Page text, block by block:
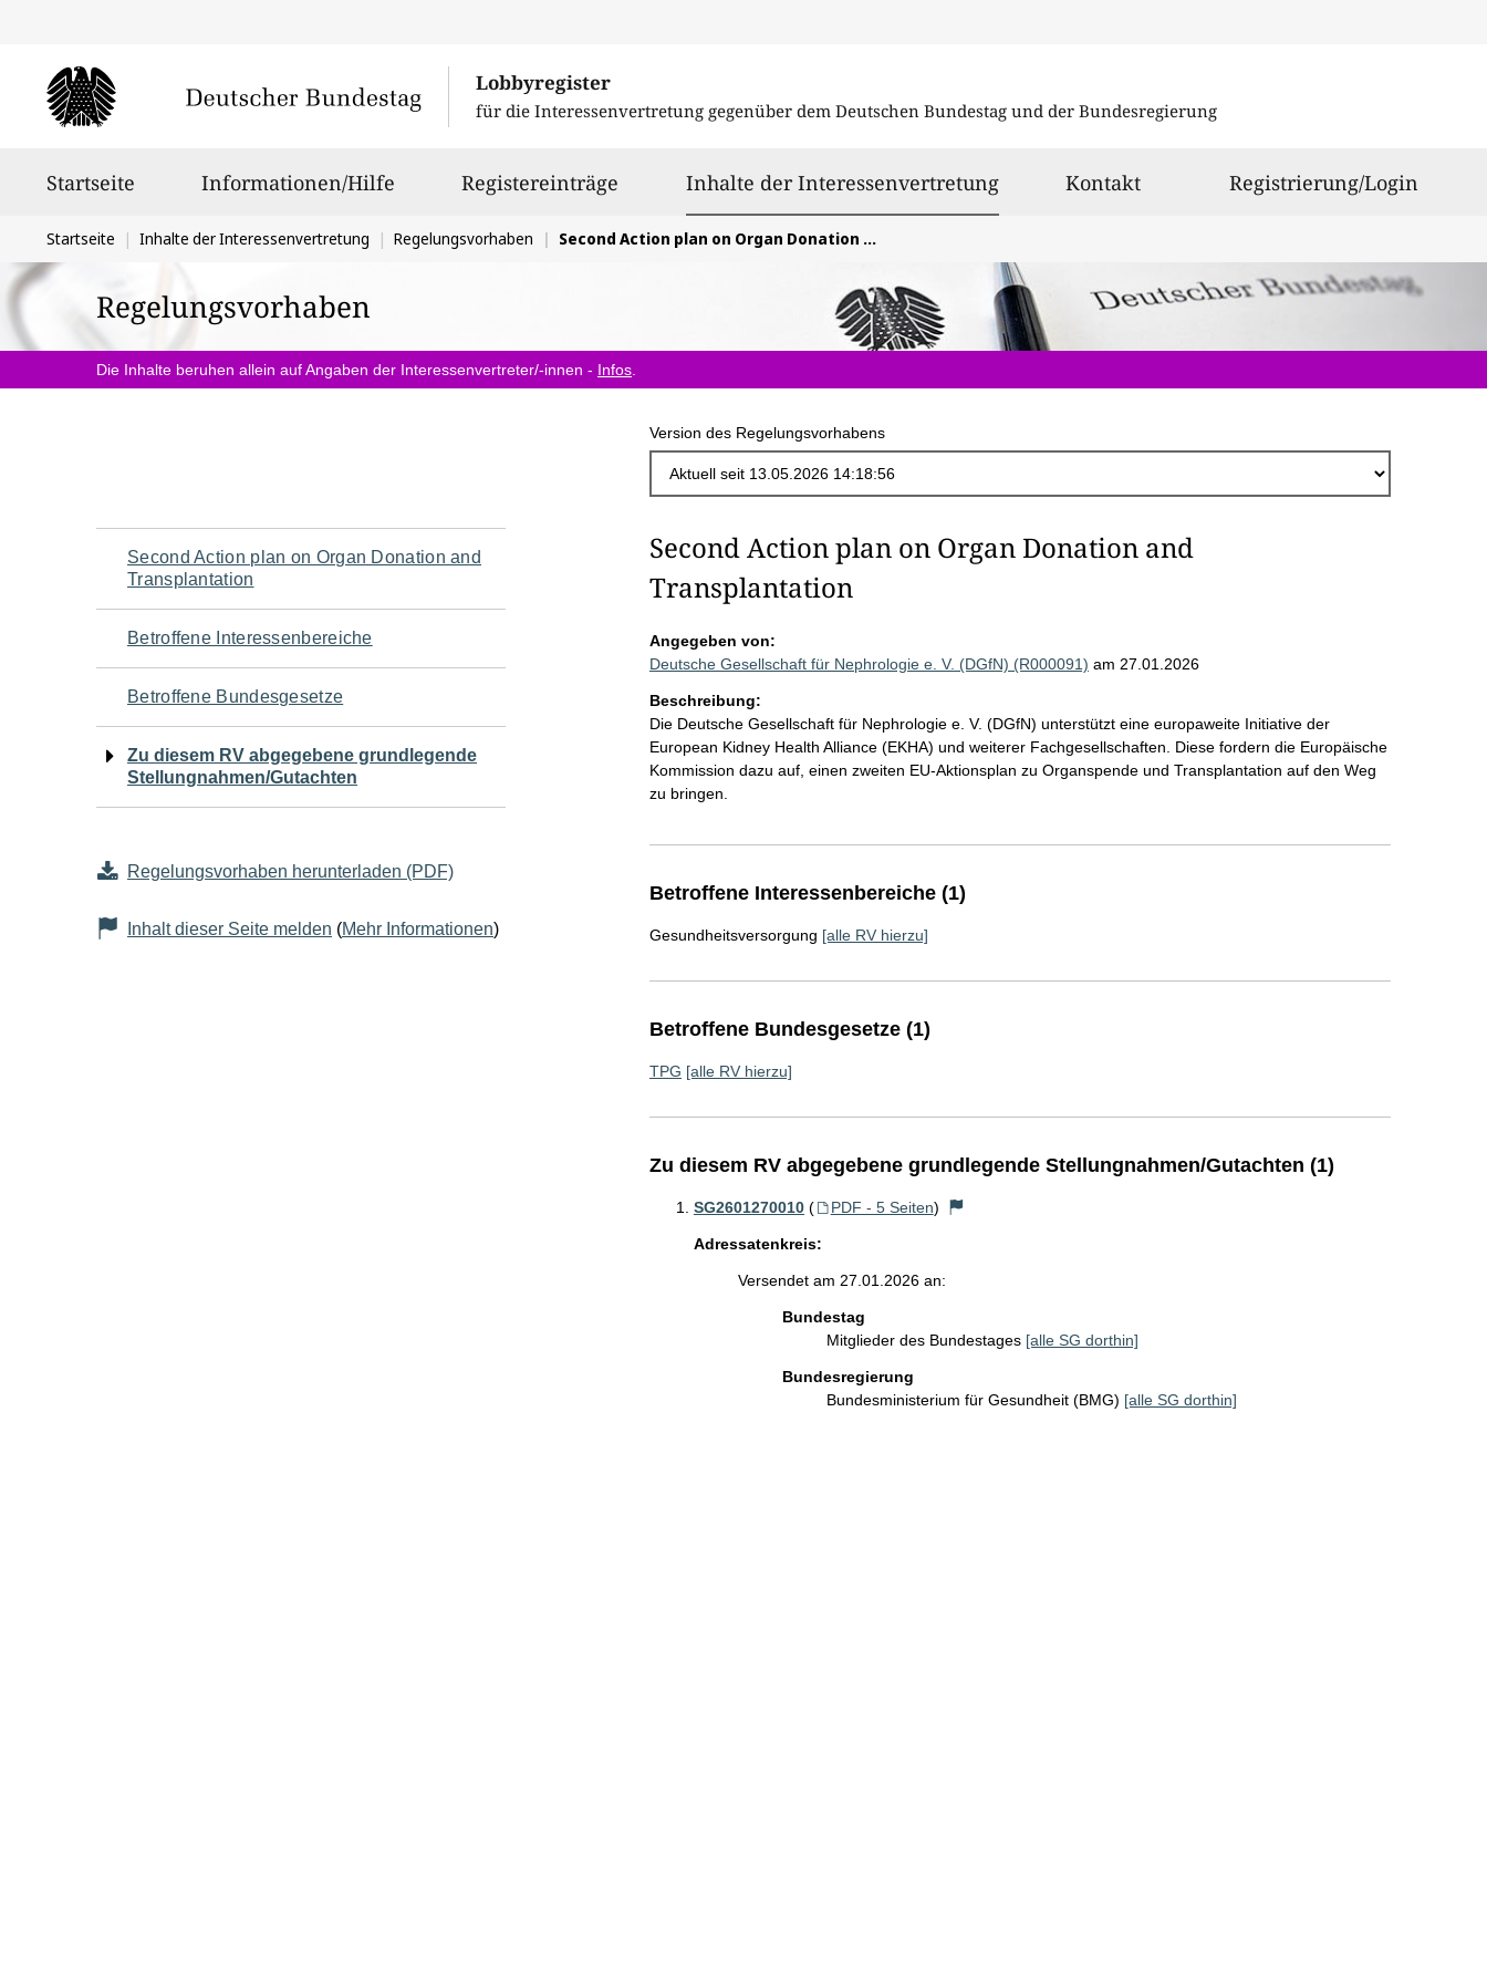
Lobbyregister
für die Interessenvertretung gegenüber dem Deutschen Bundestag und der Bundesregierung
Startseite Informationen/Hilfe Registereinträge Inhalte der Interessenvertretungausgewählt
Kontakt Registrierung/Login
Sie
befinden
sich
hier:
Startseite Inhalte der Interessenvertretung Regelungsvorhaben Second Action plan on Organ Donation and Transplantation
Regelungsvorhaben
Die Inhalte beruhen allein auf Angaben der Interessenvertreter/-innen - Infos
Version des Regelungsvorhabens
Navigation
für
den
Seiteninhalt
Second Action plan on Organ Donation and
Transplantation
Betroffene Interessenbereiche
Betroffene Bundesgesetze
Zu diesem RV abgegebene grundlegende
Stellungnahmen/Gutachten
Regelungsvorhaben herunterladen (PDF)
Inhalt dieser Seite melden (Mehr Informationen)
Second Action plan on Organ Donation and
Transplantation
Angegeben von:
Deutsche Gesellschaft für Nephrologie e. V. (DGfN) (R000091) am 27.01.2026
Beschreibung:
Die Deutsche Gesellschaft für Nephrologie e. V. (DGfN) unterstützt eine europaweite Initiative der
European Kidney Health Alliance (EKHA) und weiterer Fachgesellschaften. Diese fordern die Europäische
Kommission dazu auf, einen zweiten EU-Aktionsplan zu Organspende und Transplantation auf den Weg
zu bringen.
Betroffene Interessenbereiche (1)
Gesundheitsversorgung [alle RV hierzu]
Betroffene Bundesgesetze (1)
TPG [alle RV hierzu]
Zu diesem RV abgegebene grundlegende Stellungnahmen/Gutachten (1)
SG2601270010 ( PDF - 5 Seiten)
Adressatenkreis:
Versendet am 27.01.2026 an:
Bundestag
Mitglieder des Bundestages [alle SG dorthin]
Bundesregierung
Bundesministerium für Gesundheit (BMG) [alle SG dorthin]